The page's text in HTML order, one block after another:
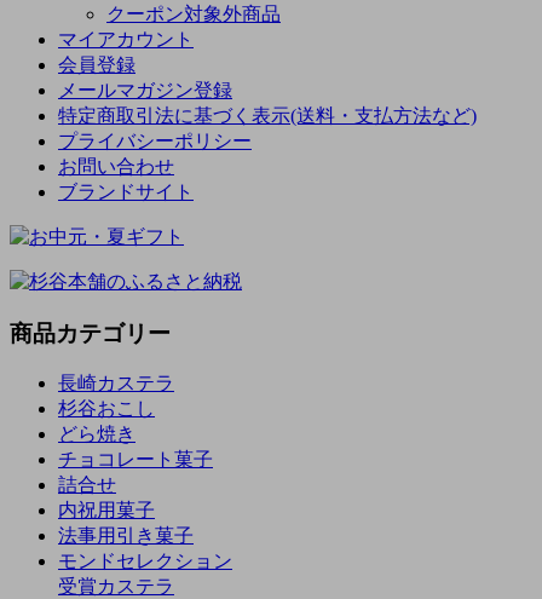
クーポン対象外商品
マイアカウント
会員登録
メールマガジン登録
特定商取引法に基づく表示(送料・支払方法など)
プライバシーポリシー
お問い合わせ
ブランドサイト
商品カテゴリー
長崎カステラ
杉谷おこし
どら焼き
チョコレート菓子
詰合せ
内祝用菓子
法事用引き菓子
モンドセレクション
受賞カステラ